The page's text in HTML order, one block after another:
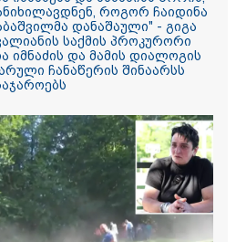
ამ
ჩაგდებას?"
შვილს
იმნაძე
რაც მოხდა,
ფარულ
იმნაძე
"მოვიპოვეთ
ნია იმნაძესა და
გაბაშვილმა
ავალიანის
ნია იმნაძის და
ფარული
ასაჯაროებს
როგორ ჩაიდინა
დანაშაული" - გიგა
საქმის პროკურორი
იმნაძის და მამის დიალოგის
ჩანაწერის შინაარსს